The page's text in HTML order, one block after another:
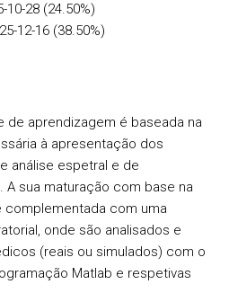
28 (24.50%)
12-16 (38.50%)
de aprendizagem é baseada na
à apresentação dos
análise espetral e de
sua maturação com base na
com uma
onde são analisados e
(reais ou simulados) com o
Matlab e respetivas